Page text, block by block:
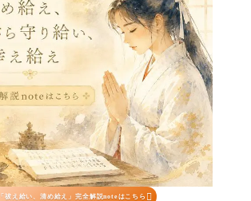
「祓え給い、清め給え」完全解説noteはこちら 